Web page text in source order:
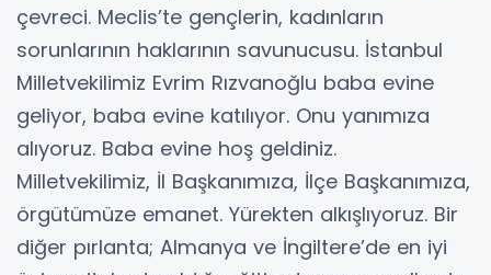
çevreci. Meclis’te gençlerin, kadınların
sorunlarının haklarının savunucusu. İstanbul
Milletvekilimiz Evrim Rızvanoğlu baba evine
geliyor, baba evine katılıyor. Onu yanımıza
alıyoruz. Baba evine hoş geldiniz.
Milletvekilimiz, İl Başkanımıza, İlçe Başkanımıza,
örgütümüze emanet. Yürekten alkışlıyoruz. Bir
diğer pırlanta; Almanya ve İngiltere’de en iyi